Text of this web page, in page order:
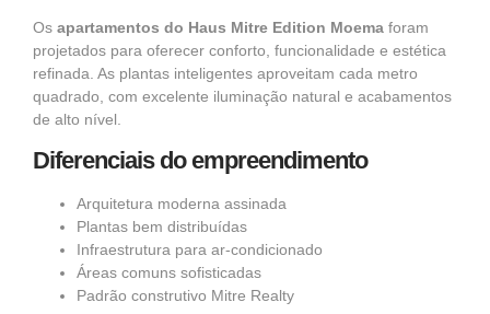
Os apartamentos do Haus Mitre Edition Moema foram
projetados para oferecer conforto, funcionalidade e estética
refinada. As plantas inteligentes aproveitam cada metro
quadrado, com excelente iluminação natural e acabamentos
de alto nível.
Diferenciais do empreendimento
Arquitetura moderna assinada
Plantas bem distribuídas
Infraestrutura para ar-condicionado
Áreas comuns sofisticadas
Padrão construtivo Mitre Realty